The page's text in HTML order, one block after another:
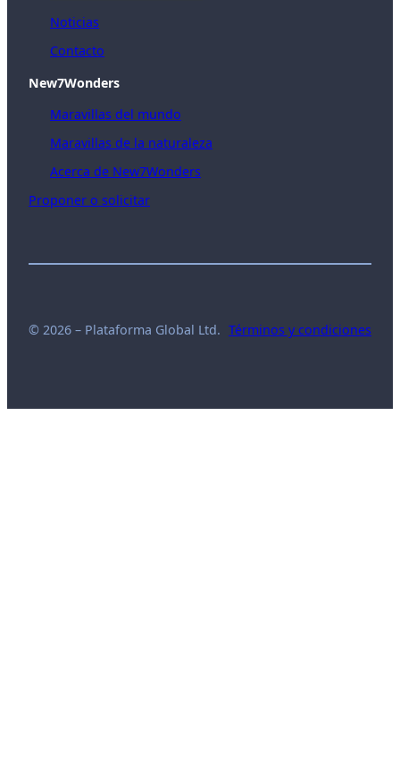
Noticias
Contacto
New7Wonders
Maravillas del mundo
Maravillas de la naturaleza
Acerca de New7Wonders
Proponer o solicitar
© 2026 – Plataforma Global Ltd. Términos y condiciones